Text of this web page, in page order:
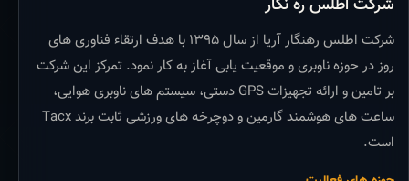
شرکت اطلس رهنگار آریا از سال ۱۳۹۵ با هدف ارتقاء فناوری های
روز در حوزه ناوبری و موقعیت یابی آغاز به کار نمود. تمرکز این شرکت
بر تامین و ارائه تجهیزات GPS دستی، سیستم های ناوبری هوایی،
ساعت های هوشمند گارمین و دوچرخه های ورزشی ثابت برند Tacx
است.